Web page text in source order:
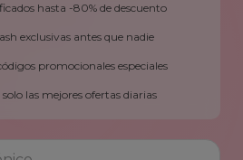
hasta -80% de descuento
exclusivas antes que nadie
promocionales especiales
las mejores ofertas diarias